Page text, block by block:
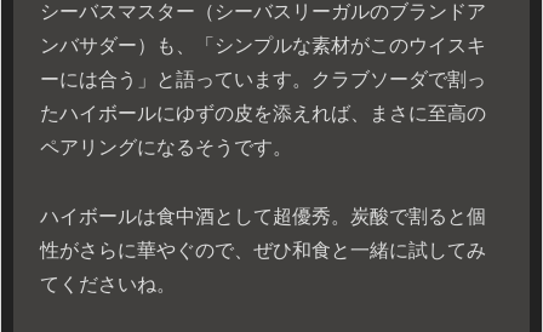
シーバスマスター（シーバスリーガルのブランドア
ンバサダー）も、「シンプルな素材がこのウイスキ
ーには合う」と語っています。クラブソーダで割っ
たハイボールにゆずの皮を添えれば、まさに至高の
ペアリングになるそうです。
ハイボールは食中酒として超優秀。炭酸で割ると個
性がさらに華やぐので、ぜひ和食と一緒に試してみ
てくださいね。